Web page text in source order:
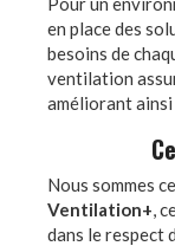
en place des
besoins de
ventilation
améliorant
Nous sommes
Ventilation+,
dans le respect